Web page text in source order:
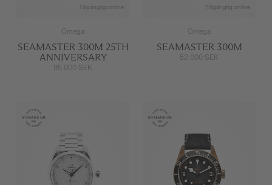
Tillgänglig online
Omega
SEAMASTER 300M 25TH
ANNIVERSARY
95 000 SEK
Tillgänglig online
Omega
SEAMASTER 300M
52 000 SEK